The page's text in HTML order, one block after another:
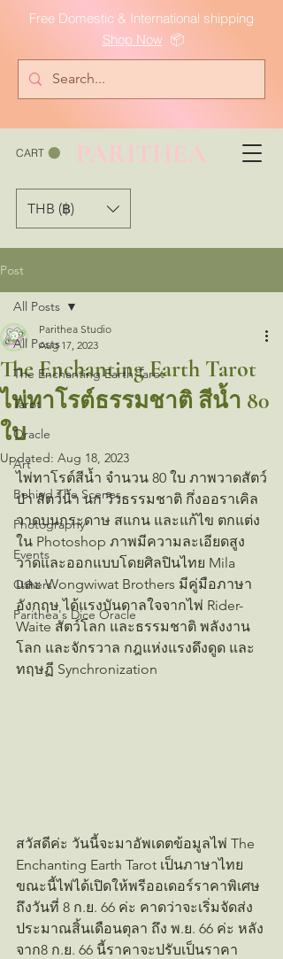
Free Domestic & International shipping
Shop Now📦
CART PARITHEA
THB (฿)
Post
All Posts
The Enchanting Earth Tarot
Tarot
Oracle
Art
Behind The Scenes
Photography
Events
Others
Parithea's Dice Oracle
All Posts
The Enchanting Earth Tarot
ไพ่ทาโรต์ธรรมชาติ สีน้ำ 80
ใบ
Parithea Studio
Aug 17, 2023
Updated: Aug 18, 2023
ไพ่ทาโรต์สีน้ำ จำนวน 80 ใบ ภาพวาดสัตว์
ป่า สัตว์น้ำ นก วิวธรรมชาติ กึ่งออราเคิล
วาดบนกระดาษ สแกน และแก้ไข ตกแต่ง
ใน Photoshop ภาพมีความละเอียดสูง
วาดและออกแบบโดยศิลปินไทย Mila
และ Wongwiwat Brothers มีคู่มือภาษา
อังกฤษ ได้แรงบันดาลใจจากไพ่ Rider-
Waite สัตว์โลก และธรรมชาติ พลังงาน
โลก และจักรวาล กฎแห่งแรงดึงดูด และ
ทฤษฏี Synchronization
สวัสดีค่ะ วันนี้จะมาอัพเดตข้อมูลไพ่ The
Enchanting Earth Tarot เป็นภาษาไทย
ขณะนี้ไพ่ได้เปิดให้พรีออเดอร์ราคาพิเศษ
ถึงวันที่ 8 ก.ย. 66 ค่ะ คาดว่าจะเริ่มจัดส่ง
ประมาณสิ้นเดือนตุลา ถึง พ.ย. 66 ค่ะ หลัง
จาก8 ก.ย. 66 นี้ราคาจะปรับเป็นราคา